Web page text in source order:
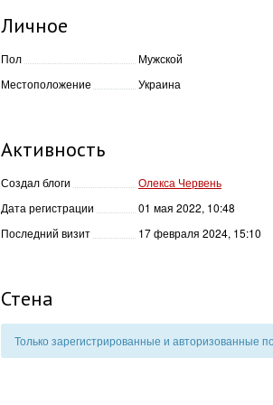
Личное
Пол
Мужской
Местоположение
Украина
Активность
Создал блоги
Олекса Червень
Дата регистрации
01 мая 2022, 10:48
Последний визит
17 февраля 2024, 15:10
Стена
Только зарегистрированные и авторизованные